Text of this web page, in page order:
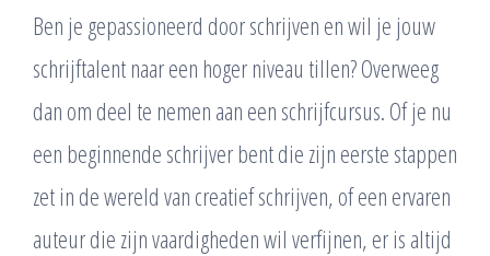
Ben je gepassioneerd door schrijven en wil je jouw
schrijftalent naar een hoger niveau tillen? Overweeg
dan om deel te nemen aan een schrijfcursus. Of je nu
een beginnende schrijver bent die zijn eerste stappen
zet in de wereld van creatief schrijven, of een ervaren
auteur die zijn vaardigheden wil verfijnen, er is altijd